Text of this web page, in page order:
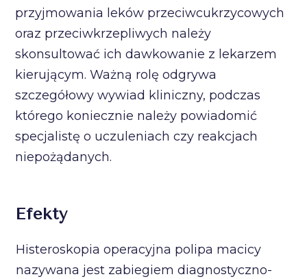
przyjmowania leków przeciwcukrzycowych
oraz przeciwkrzepliwych należy
skonsultować ich dawkowanie z lekarzem
kierującym. Ważną rolę odgrywa
szczegółowy wywiad kliniczny, podczas
którego koniecznie należy powiadomić
specjalistę o uczuleniach czy reakcjach
niepożądanych.
Efekty
Histeroskopia operacyjna polipa macicy
nazywana jest zabiegiem diagnostyczno-